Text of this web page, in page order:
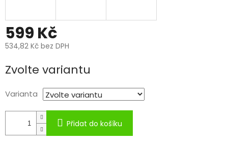
599 Kč
534,82 Kč bez DPH
cena:
Zvolte variantu
Varianta
Přidat do košíku